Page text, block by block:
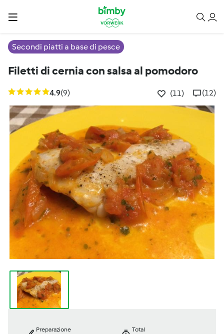
Secondi piatti a base di pesce
Filetti di cernia con salsa al pomodoro
4.9(9) (11) (12)
Preparazione
Total